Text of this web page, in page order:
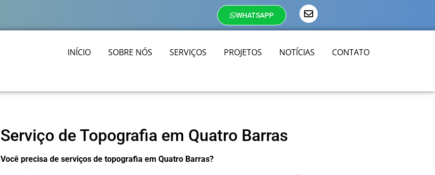
WHATSAPP
INÍCIO SOBRE NÓS SERVIÇOS PROJETOS NOTÍCIAS CONTATO
Serviço de Topografia em Quatro Barras
Você precisa de serviços de topografia em Quatro Barras?